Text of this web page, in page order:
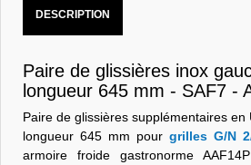
DESCRIPTION
Paire de glissières inox
longueur 645 mm - SAF7 -
Paire de glissières supplémentaires
longueur 645 mm pour grilles G/N
armoire froide gastronorme